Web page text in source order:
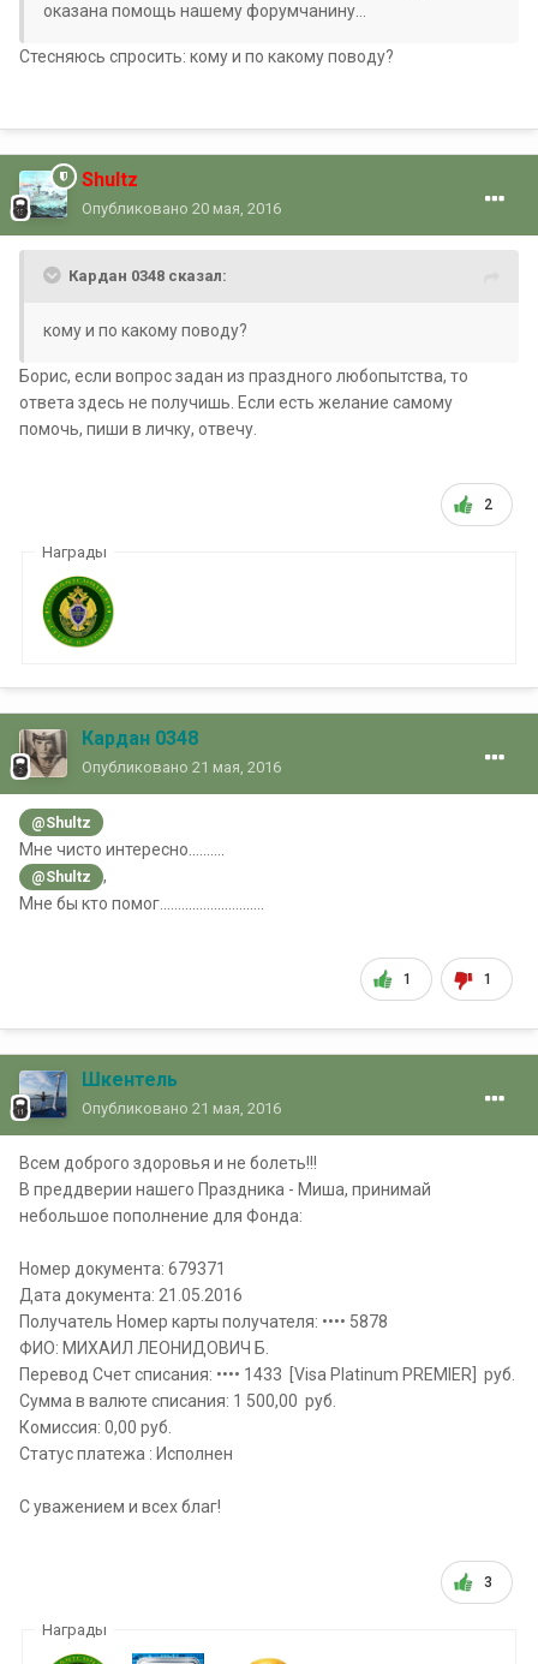
оказана помощь нашему форумчанину...
Стесняюсь спросить: кому и по какому поводу?
Shultz
Опубликовано 20 мая, 2016
Кардан 0348 сказал:
кому и по какому поводу?
Борис, если вопрос задан из праздного любопытства, то
ответа здесь не получишь. Если есть желание самому
помочь, пиши в личку, отвечу.
2
Награды
Кардан 0348
Опубликовано 21 мая, 2016
@Shultz
Мне чисто интересно..........
@Shultz
,
Мне бы кто помог.............................
1 1
Шкентель
Опубликовано 21 мая, 2016
Всем доброго здоровья и не болеть!!!
В преддверии нашего Праздника - Миша, принимай
небольшое пополнение для Фонда:
Номер документа: 679371
Дата документа: 21.05.2016
Получатель Номер карты получателя: •••• 5878
ФИО: МИХАИЛ ЛЕОНИДОВИЧ Б.
Перевод Счет списания: •••• 1433 [Visa Platinum PREMIER] руб.
Сумма в валюте списания: 1 500,00 руб.
Комиссия: 0,00 руб.
Статус платежа : Исполнен
С уважением и всех благ!
3
Награды